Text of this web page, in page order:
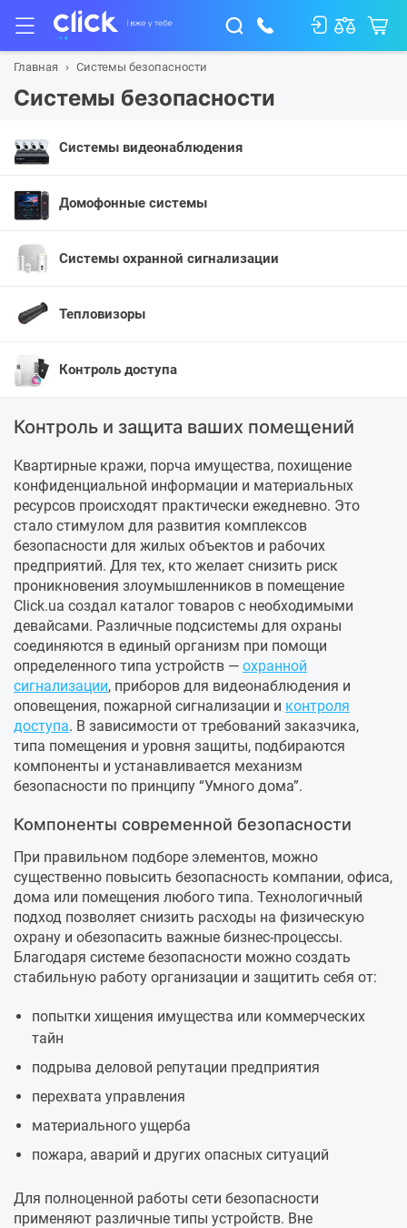
Главная Системы безопасности
Системы безопасности
Системы видеонаблюдения
Домофонные системы
Системы охранной сигнализации
Тепловизоры
Контроль доступа
Контроль и защита ваших помещений
Квартирные кражи, порча имущества, похищение
конфиденциальной информации и материальных
ресурсов происходят практически ежедневно. Это
стало стимулом для развития комплексов
безопасности для жилых объектов и рабочих
предприятий. Для тех, кто желает снизить риск
проникновения злоумышленников в помещение
Click.ua создал каталог товаров с необходимыми
девайсами. Различные подсистемы для охраны
соединяются в единый организм при помощи
определенного типа устройств — охранной
сигнализации, приборов для видеонаблюдения и
оповещения, пожарной сигнализации и контроля
доступа. В зависимости от требований заказчика,
типа помещения и уровня защиты, подбираются
компоненты и устанавливается механизм
безопасности по принципу “Умного дома”.
Компоненты современной безопасности
При правильном подборе элементов, можно
существенно повысить безопасность компании, офиса,
дома или помещения любого типа. Технологичный
подход позволяет снизить расходы на физическую
охрану и обезопасить важные бизнес-процессы.
Благодаря системе безопасности можно создать
стабильную работу организации и защитить себя от:
попытки хищения имущества или коммерческих
тайн
подрыва деловой репутации предприятия
перехвата управления
материального ущерба
пожара, аварий и других опасных ситуаций
Для полноценной работы сети безопасности
применяют различные типы устройств. Вне